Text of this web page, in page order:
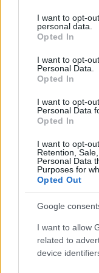
not limited to your
grant or deny
use your data for
consent section.
I want to opt-
personal data.
Opted In
I want to opt-
Personal Data.
Opted In
I want to opt-
Personal Data
Opted In
I want to opt-
Retention,
Personal Data
Purposes for
Opted Out
Google
I want to allow
related to
device
Στις 28
Coldplay
Baraye του
χαρακτηριστεί
σε συναυλία
Μπουένος
ζωντανά σε
παγκοσμίως σε
Τι απαντά
Μπριζίτ
Όσο για τη